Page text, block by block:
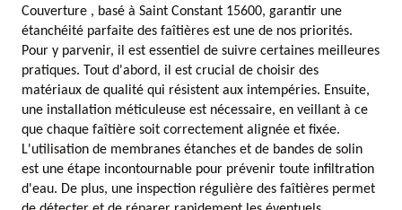
Couverture , basé à Saint Constant 15600, garantir une
étanchéité parfaite des faîtières est une de nos priorités.
Pour y parvenir, il est essentiel de suivre certaines meilleures
pratiques. Tout d'abord, il est crucial de choisir des
matériaux de qualité qui résistent aux intempéries. Ensuite,
une installation méticuleuse est nécessaire, en veillant à ce
que chaque faîtière soit correctement alignée et fixée.
L'utilisation de membranes étanches et de bandes de solin
est une étape incontournable pour prévenir toute infiltration
d'eau. De plus, une inspection régulière des faîtières permet